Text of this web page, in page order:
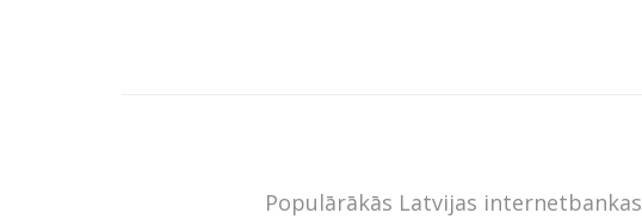
Populārākās Latvijas internetbankas